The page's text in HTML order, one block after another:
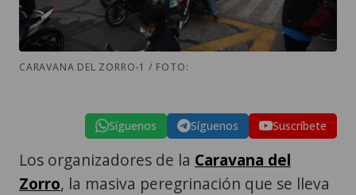
CARAVANA DEL ZORRO-1 / FOTO:
Síguenos Síguenos Suscríbete
Los organizadores de la Caravana del
Zorro, la masiva peregrinación que se lleva